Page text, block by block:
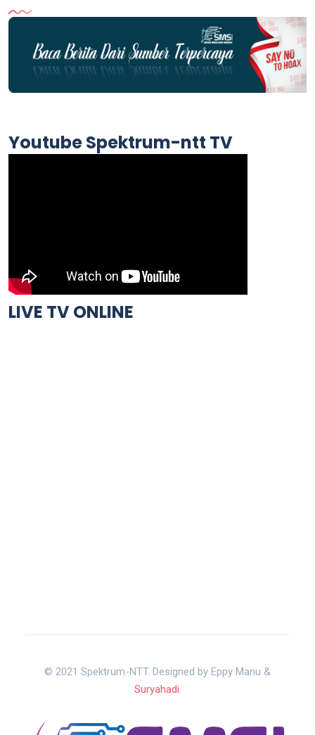
Youtube Spektrum-ntt TV
LIVE TV ONLINE
© 2021 Spektrum-NTT. Designed by Eppy Manu &
Suryahadi